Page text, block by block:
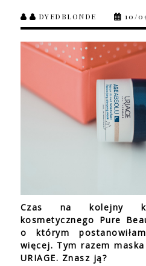
DYEDBLONDE 10/
Czas na kolejny
kosmetycznego Pure
o którym
więcej. Tym razem maska
URIAGE. Znasz ją?